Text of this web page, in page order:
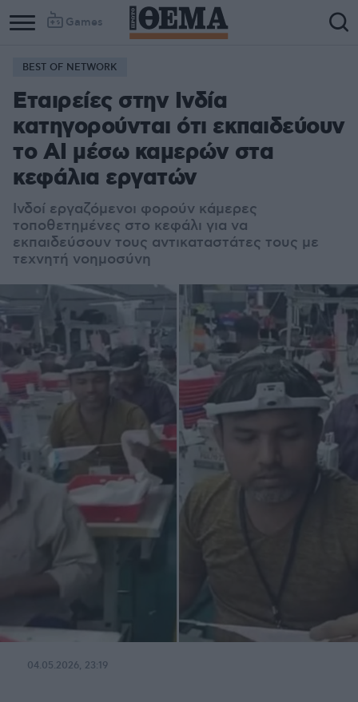
Games
BEST OF NETWORK
Εταιρείες στην Ινδία
κατηγορούνται ότι εκπαιδεύουν
το AI μέσω καμερών στα
κεφάλια εργατών
Ινδοί εργαζόμενοι φορούν κάμερες
τοποθετημένες στο κεφάλι για να
εκπαιδεύσουν τους αντικαταστάτες τους με
τεχνητή νοημοσύνη
04.05.2026, 23:19